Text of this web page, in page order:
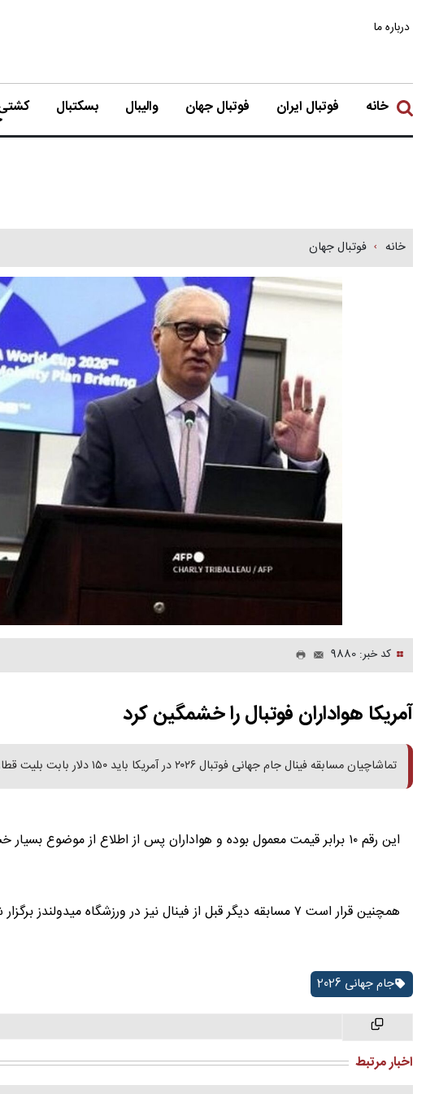
درباره ما
خانه فوتبال ایران فوتبال جهان والیبال بسکتبال کشتی
خانه فوتبال جهان
کد خبر: 9880
آمریکا هواداران فوتبال را خشمگین کرد
تماشاچیان مسابقه فینال جام جهانی فوتبال ۲۰۲۶ در آمریکا باید ۱۵۰ دلار بابت بلیت قطار رفت و برگشت نیویورک به میدولندز پراخت کنند.
این رقم ۱۰ برابر قیمت معمول بوده و هواداران پس از اطلاع از موضوع بسیار خشمگین شده‌اند.
همچنین قرار است ۷ مسابقه دیگر قبل از فینال نیز در ورزشگاه میدولندز برگزار شود.
جام جهانی 2026
اخبار مرتبط